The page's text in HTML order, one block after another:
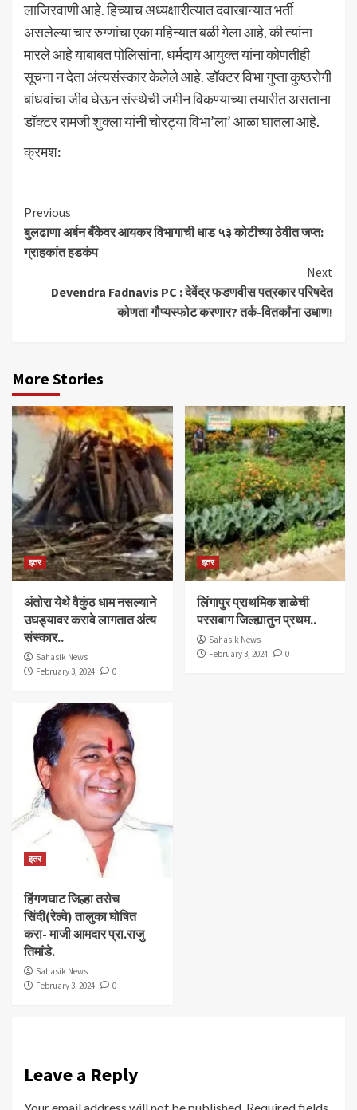
लाजिरवाणी आहे. हिच्याच अध्यक्षारीत्यात दवाखान्यात भर्ती
असलेल्या चार रुग्णांचा एका महिन्यात बळी गेला आहे, की त्यांना
मारले आहे याबाबत पोलिसांना, धर्मदाय आयुक्त यांना कोणतीही
सूचना न देता अंत्यसंस्कार केलेले आहे. डॉक्टर विभा गुप्ता कुष्ठरोगी
बांधवांचा जीव घेऊन संस्थेची जमीन विकण्याच्या तयारीत असताना
डॉक्टर रामजी शुक्ला यांनी चोरट्या विभा’ला’ आळा घातला आहे.
क्रमश:
Continue
Reading
Previous
बुलढाणा अर्बन बँकेवर आयकर विभागाची धाड ५३ कोटीच्या ठेवीत जप्त:
ग्राहकांत हडकंप
Next
Devendra Fadnavis PC : देवेंद्र फडणवीस पत्रकार परिषदेत
कोणता गौप्यस्फोट करणार? तर्क-वितर्कांना उधाण!
More Stories
इतर
अंतोरा येथे वैकुंठ धाम नसल्याने
उघड्यावर करावे लागतात अंत्य
संस्कार..
Sahasik News
February 3, 2024
0
इतर
लिंगापुर प्राथमिक शाळेची
परसबाग जिल्ह्यातुन प्रथम..
Sahasik News
February 3, 2024
0
इतर
हिंगणघाट जिल्हा तसेच
सिंदी(रेल्वे) तालुका घोषित
करा- माजी आमदार प्रा.राजु
तिमांडे.
Sahasik News
February 3, 2024
0
Leave a Reply